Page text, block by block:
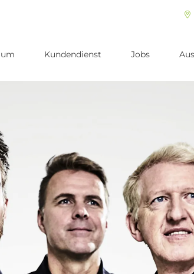
Kundendienst Jobs